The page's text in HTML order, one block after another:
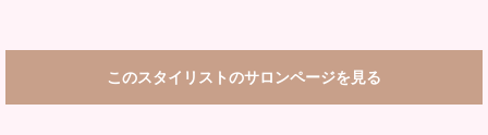
このスタイリストのサロンページを見る